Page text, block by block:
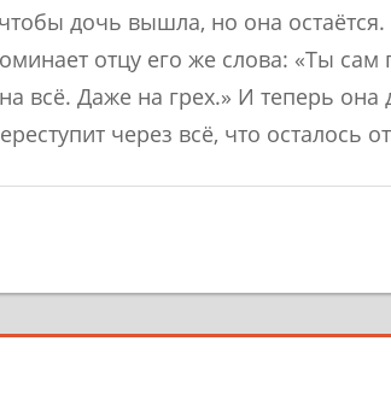
дочь вышла, но она
отцу его же слова: «Ты
всё. Даже на грех.» И теперь она
через всё, что осталось